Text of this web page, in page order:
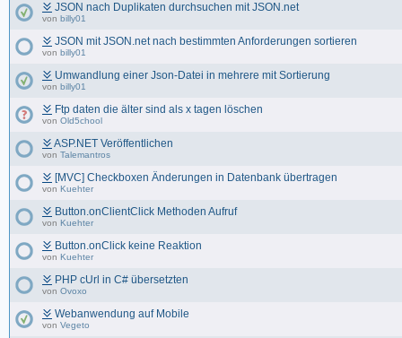
JSON nach Duplikaten durchsuchen mit JSON.net
von billy01
JSON mit JSON.net nach bestimmten Anforderungen sortieren
von billy01
Umwandlung einer Json-Datei in mehrere mit Sortierung
von billy01
Ftp daten die älter sind als x tagen löschen
von Old5chool
ASP.NET Veröffentlichen
von Talemantros
[MVC] Checkboxen Änderungen in Datenbank übertragen
von Kuehter
Button.onClientClick Methoden Aufruf
von Kuehter
Button.onClick keine Reaktion
von Kuehter
PHP cUrl in C# übersetzten
von Ovoxo
Webanwendung auf Mobile
von Vegeto